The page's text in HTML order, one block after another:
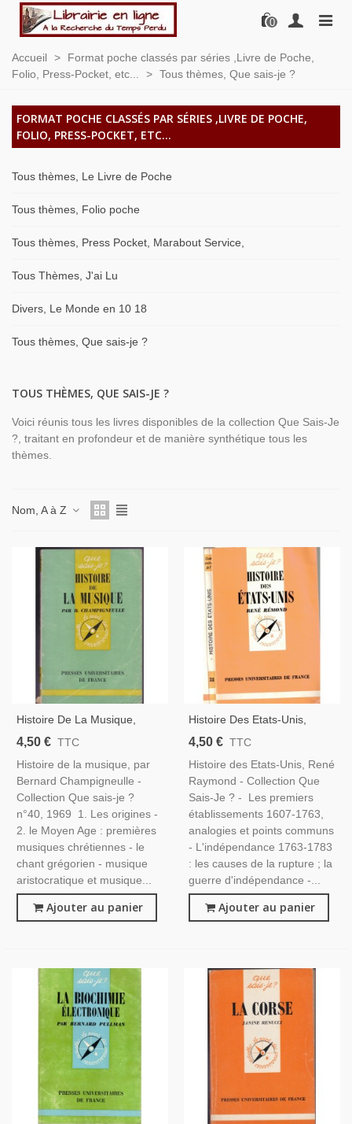
0
Accueil >
Format poche classés par séries ,Livre de Poche,
Folio, Press-Pocket, etc...
> Tous thèmes, Que sais-je ?
FORMAT POCHE CLASSÉS PAR SÉRIES ,LIVRE DE POCHE,
FOLIO, PRESS-POCKET, ETC...
Tous thèmes, Le Livre de Poche
Tous thèmes, Folio poche
Tous thèmes, Press Pocket, Marabout Service,
Tous Thèmes, J'ai Lu
Divers, Le Monde en 10 18
Tous thèmes, Que sais-je ?
TOUS THÈMES, QUE SAIS-JE ?
Voici réunis tous les livres disponibles de la collection Que Sais-Je
?, traitant en profondeur et de manière synthétique tous les
thèmes.
Nom, A à Z
Histoire De La Musique,
Champigneulle, Que Sais-Je,
4,50 € TTC
Histoire de la musique, par
Bernard Champigneulle -
Collection Que sais-je ?
n°40, 1969 1. Les origines -
2. le Moyen Age : premières
musiques chrétiennes - le
chant grégorien - musique
aristocratique et musique...
Ajouter au panier
Histoire Des Etats-Unis,
René Raymond, 1984 -
Amérique, Etats-Unis, Que
Sais-Je
4,50 € TTC
Histoire des Etats-Unis, René
Raymond - Collection Que
Sais-Je ? - Les premiers
établissements 1607-1763,
analogies et points communs
- L'indépendance 1763-1783
: les causes de la rupture ; la
guerre d'indépendance -...
Ajouter au panier